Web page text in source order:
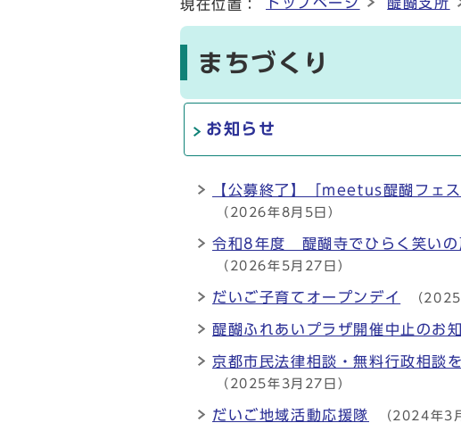
現在位置：
まちづくり
お知らせ
【公募終了】「meetus醍醐フェ
（2026年8月5日）
令和8年度 醍醐寺でひらく笑いの
（2026年5月27日）
だいご子育てオープンデイ （
醍醐ふれあいプラザ開催中止のお
京都市民法律相談・無料行政相談
（2025年3月27日）
だいご地域活動応援隊 （2024年3